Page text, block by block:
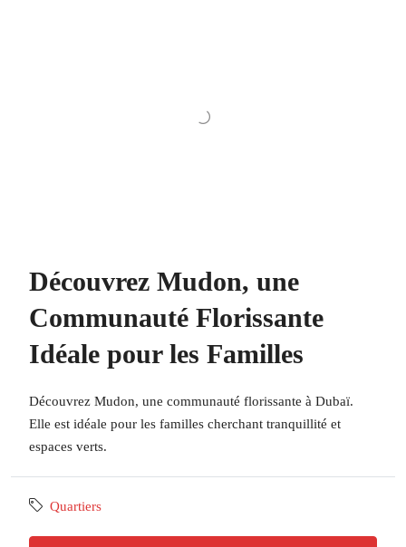
Découvrez Mudon, une
Communauté Florissante
Idéale pour les Familles
Découvrez Mudon, une communauté florissante à Dubaï.
Elle est idéale pour les familles cherchant tranquillité et
espaces verts.
Quartiers